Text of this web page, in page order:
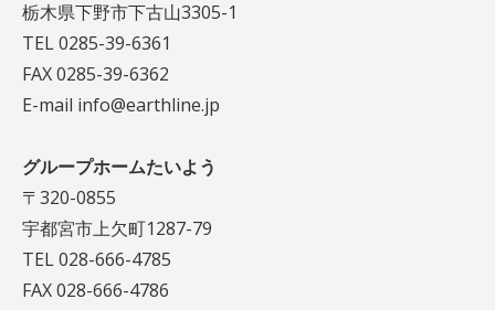
栃木県下野市下古山3305-1
TEL 0285-39-6361
FAX 0285-39-6362
E-mail info@earthline.jp
グループホームたいよう
〒320-0855
宇都宮市上欠町1287-79
TEL 028-666-4785
FAX 028-666-4786